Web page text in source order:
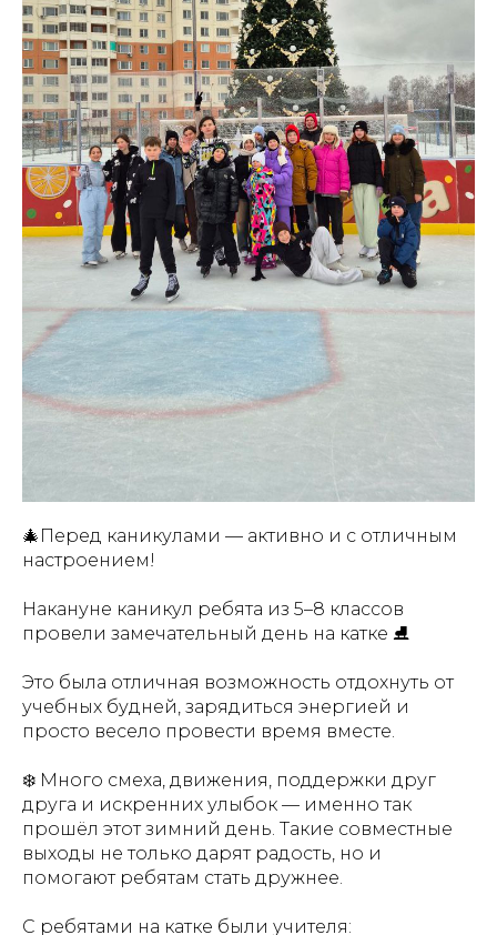
🎄Перед каникулами — активно и с отличным
настроением!
Накануне каникул ребята из 5–8 классов
провели замечательный день на катке ⛸️
Это была отличная возможность отдохнуть от
учебных будней, зарядиться энергией и
просто весело провести время вместе.
❄️ Много смеха, движения, поддержки друг
друга и искренних улыбок — именно так
прошёл этот зимний день. Такие совместные
выходы не только дарят радость, но и
помогают ребятам стать дружнее.
С ребятами на катке были учителя: